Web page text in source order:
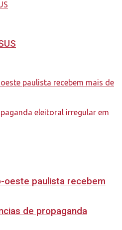
oeste paulista recebem
de propaganda